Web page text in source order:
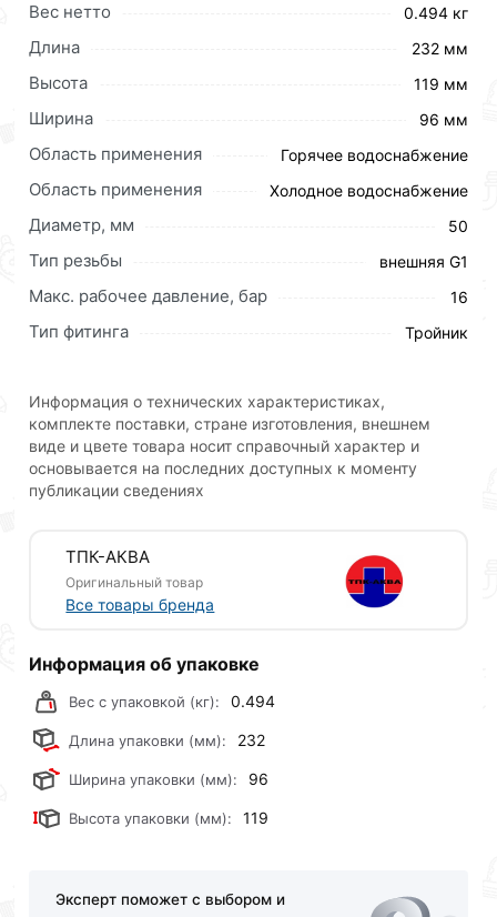
Соединительная муфта с наружной резьбой
Российского производства ТПК-АКВА - это
прекрасная альтернатива иностранным
техническими и эксплуатационными
характеристиками, низкой ценой.
Муфта компрессионная с наружной резьбой
применяется в системах питьевого и технического
резьба позволяет соединить трубопровод из ПНД к
стальному трубопроводу без применения сварочных
работ.
высокого качества, благодаря чему, их можно
использовать в трубопроводах с рабочим давлением
до 16 атмосфер сроком до 20 лет.
Для приобретения данной позиции, кликните
кнопку«Быстрый заказ»
. Также можете оформить
заказ позвонив по контактам указанным на сайте.
действительны в Москве и области.
Наши профессиональные менеджеры обработают
заказ и свяжутся с Вами для согласования условий
доставки или самовывоза.Перед оформлением
онлайн заказа рекомендуем ознакомиться с
описанием, характеристиками и отзывами.
соответствует всем стандартам качества. Возврат
Вес нетто 0.494 кг
Длина 232 мм
Высота 119 мм
Ширина 96 мм
Область применения Горячее водоснабжение
Область применения Холодное водоснабжение
Диаметр, мм 50
Тип резьбы внешняя G1
Макс. рабочее давление, бар 16
Тип фитинга Тройник
Информация о технических характеристиках,
комплекте поставки, стране изготовления, внешнем
виде и цвете товара носит справочный характер и
основывается на последних доступных к моменту
публикации сведениях
ТПК-АКВА
Оригинальный товар
Все товары бренда
Информация об упаковке
Вес с упаковкой (кг): 0.494
Длина упаковки (мм): 232
Ширина упаковки (мм): 96
Высота упаковки (мм): 119
Эксперт поможет с выбором и